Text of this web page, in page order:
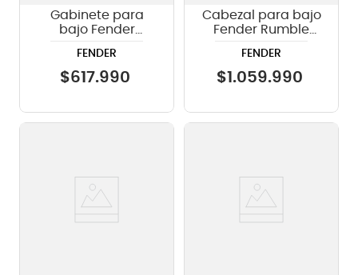
Gabinete para
bajo Fender
FENDER
$617.990
Cabezal para bajo
Fender Rumble
FENDER
$1 .059.990